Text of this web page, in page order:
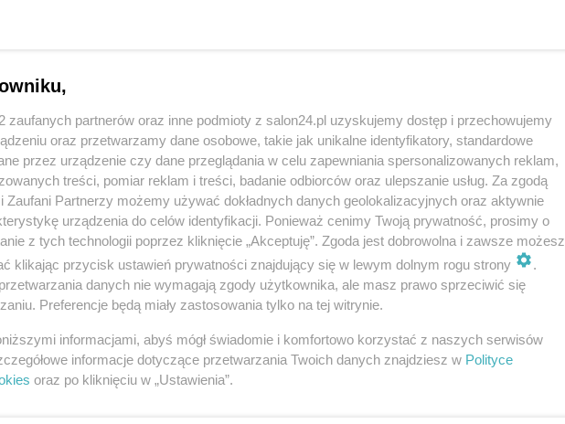
zaufanych partnerów oraz inne podmioty z salon24.pl uzyskujemy dostęp i przechowujemy
oraz przetwarzamy dane osobowe, takie jak unikalne identyfikatory, standardowe
przez urządzenie czy dane przeglądania w celu zapewniania spersonalizowanych reklam,
treści, pomiar reklam i treści, badanie odbiorców oraz ulepszanie usług. Za zgodą
Zaufani Partnerzy możemy używać dokładnych danych geolokalizacyjnych oraz aktywnie
urządzenia do celów identyfikacji. Ponieważ cenimy Twoją prywatność, prosimy o
z tych technologii poprzez kliknięcie „Akceptuję”. Zgoda jest dobrowolna i zawsze możesz
klikając przycisk ustawień prywatności znajdujący się w lewym dolnym rogu strony
.
danych nie wymagają zgody użytkownika, ale masz prawo sprzeciwić się
Preferencje będą miały zastosowania tylko na tej witrynie.
informacjami, abyś mógł świadomie i komfortowo korzystać z naszych serwisów
informacje dotyczące przetwarzania Twoich danych znajdziesz w Polityce
oraz po kliknięciu w „Ustawienia”.